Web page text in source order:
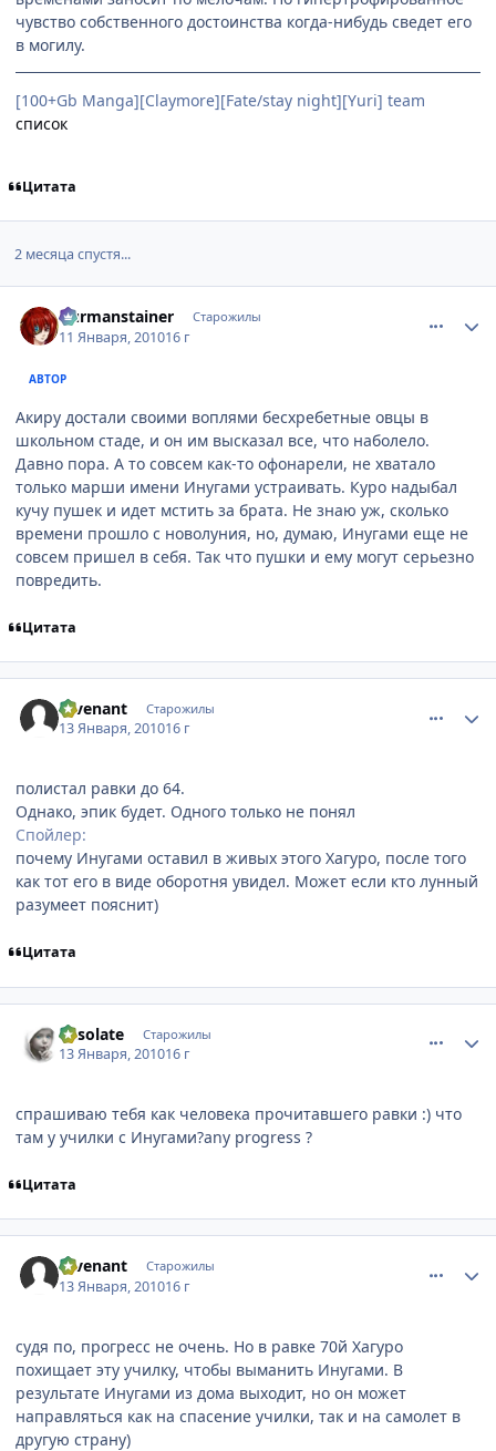
чувство собственного достоинства когда-нибудь сведет его
в могилу.
[100+Gb Manga][Claymore][Fate/stay night][Yuri] team
список
Цитата
2 месяца спустя...
Durmanstainer Старожилы
11 Января, 201016 г
АВТОР
Акиру достали своими воплями бесхребетные овцы в
школьном стаде, и он им высказал все, что наболело.
Давно пора. А то совсем как-то офонарели, не хватало
только марши имени Инугами устраивать. Куро надыбал
кучу пушек и идет мстить за брата. Не знаю уж, сколько
времени прошло с новолуния, но, думаю, Инугами еще не
совсем пришел в себя. Так что пушки и ему могут серьезно
повредить.
Цитата
revenant Старожилы
13 Января, 201016 г
полистал равки до 64.
Однако, эпик будет. Одного только не понял
Спойлер:
почему Инугами оставил в живых этого Хагуро, после того
как тот его в виде оборотня увидел. Может если кто лунный
разумеет пояснит)
Цитата
desolate Старожилы
13 Января, 201016 г
спрашиваю тебя как человека прочитавшего равки :) что
там у училки с Инугами?any progress ?
Цитата
revenant Старожилы
13 Января, 201016 г
судя по, прогресс не очень. Но в равке 70й Хагуро
похищает эту училку, чтобы выманить Инугами. В
результате Инугами из дома выходит, но он может
направляться как на спасение училки, так и на самолет в
другую страну)